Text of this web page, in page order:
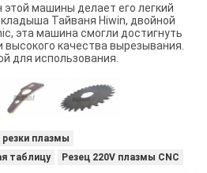
этой машины делает его легкий
Тайваня Hiwin, двойной
эта машина смогли достигнуть
качества вырезывания.
для использования.
плазмы
таблицу
Резец 220V плазмы CNC